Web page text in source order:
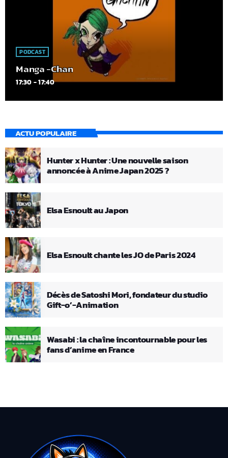
PODCAST
Manga -Chan
17:30 - 17:40
ACTU POPULAIRE
Hunter x Hunter : Une nouvelle saison
annoncée à Anime Japan 2025 ?
Elsa Esnoult au Japon
Elsa Esnoult chante les JO de Paris 2024
Décès de Satoshi Mori, fondateur du studio
Gift-o’-Animation
Wasabi : la chaîne incontournable pour les
fans d’anime en France